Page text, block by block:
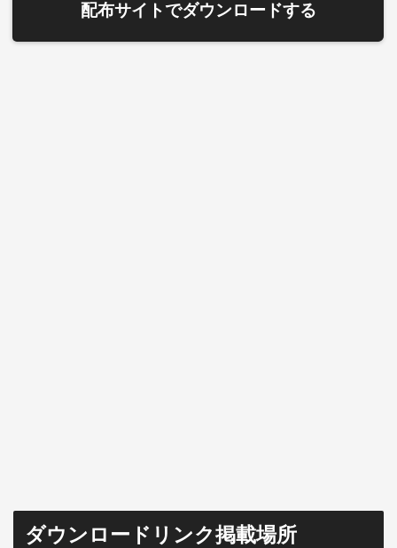
配布サイトでダウンロードする
ダウンロードリンク掲載場所